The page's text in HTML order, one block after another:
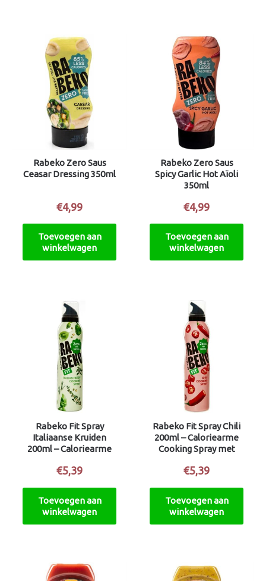
Rabeko Zero Saus
Ceasar Dressing 350ml
€4,99
Toevoegen aan
winkelwagen
Rabeko Zero Saus
Spicy Garlic Hot Aïoli
350ml
€4,99
Toevoegen aan
winkelwagen
Rabeko Fit Spray
Italiaanse Kruiden
200ml – Caloriearme
Koolzaadolie
€5,39
Toevoegen aan
winkelwagen
Rabeko Fit Spray Chili
200ml – Caloriearme
Cooking Spray met
€5,39
Toevoegen aan
winkelwagen